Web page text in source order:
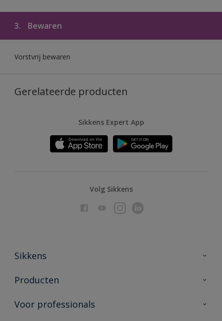
3. Bewaren
Vorstvrij bewaren
Gerelateerde producten
Sikkens Expert App
Volg Sikkens
Sikkens
Over Sikkens
Duurzaamheid
Producten
Producten voor binnen
Voor professionals